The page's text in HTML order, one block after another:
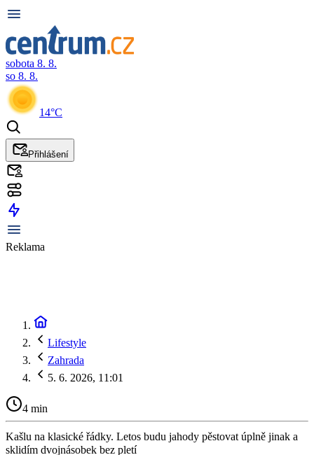
sobota 8. 8.
so 8. 8.
14°C
Přihlášení
Reklama
Lifestyle
Zahrada
5. 6. 2026, 11:01
4 min
Kašlu na klasické řádky. Letos budu jahody pěstovat úplně jinak a
sklidím dvojnásobek bez pletí